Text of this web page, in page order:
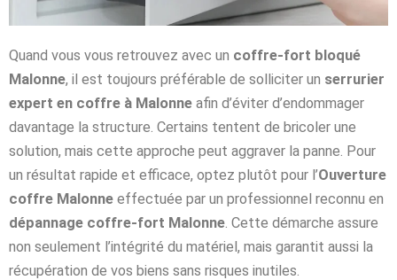
Quand vous vous retrouvez avec un coffre-fort bloqué
Malonne, il est toujours préférable de solliciter un serrurier
expert en coffre à Malonne afin d’éviter d’endommager
davantage la structure. Certains tentent de bricoler une
solution, mais cette approche peut aggraver la panne. Pour
un résultat rapide et efficace, optez plutôt pour l’Ouverture
coffre Malonne effectuée par un professionnel reconnu en
dépannage coffre-fort Malonne. Cette démarche assure
non seulement l’intégrité du matériel, mais garantit aussi la
récupération de vos biens sans risques inutiles.